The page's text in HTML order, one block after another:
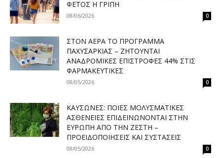
ΦΈΤΟΣ Η ΓΡΊΠΗ
08/06/2026 0
ΣΤΟΝ ΑΈΡΑ ΤΟ ΠΡΌΓΡΑΜΜΑ
ΠΑΧΥΣΑΡΚΊΑΣ – ΖΗΤΟΎΝΤΑΙ
ΑΝΑΔΡΟΜΙΚΈΣ ΕΠΙΣΤΡΟΦΈΣ 44% ΣΤΙΣ
ΦΑΡΜΑΚΕΥΤΙΚΈΣ
08/05/2026 0
ΚΑΎΣΩΝΕΣ: ΠΟΙΕΣ ΜΟΛΥΣΜΑΤΙΚΈΣ
ΑΣΘΈΝΕΙΕΣ ΕΠΙΔΕΙΝΏΝΟΝΤΑΙ ΣΤΗΝ
ΕΥΡΏΠΗ ΑΠΌ ΤΗΝ ΖΈΣΤΗ –
ΠΡΟΕΙΔΟΠΟΙΉΣΕΙΣ ΚΑΙ ΣΥΣΤΆΣΕΙΣ
08/05/2026 0